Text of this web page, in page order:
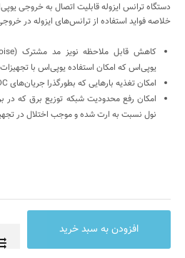
دستگاه‌ ترانس ایزوله قابلیت اتصال به خروجی
خلاصه فواید استفاده از ترانس‌های ایزوله در
کاهش قابل ملاحظه نویز مد مشترک (
یوپی‌اس که امکان استفاده یوپی‌اس با
امکان تغذیه بارهایی که بطورگذرا جریان‌های
امکان رفع محدودیت شبکه توزیع برق که در
نول نسبت به ارت شده و موجب اختلال در